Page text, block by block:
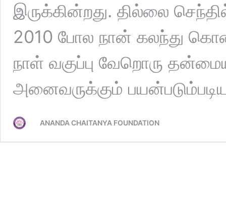
இருக்கின்றது. தில்லை
2010 போல நான் கலந்து
நாள் வகுப்பு வேறொரு
அனைவருக்கும்
ANANDA CHAITANYA FOUNDATION